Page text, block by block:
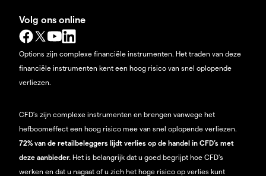
Volg ons online
Options zijn complexe financiële instrumenten. Het traden van deze
financiële instrumenten kent een hoog risico van snel oplopende
verliezen.
CFD’s zijn complexe instrumenten en brengen vanwege het
hefboomeffect een hoog risico mee van snel oplopende verliezen.
72% van de retailbeleggers lijdt verlies op de handel in CFD’s met
deze aanbieder. Het is belangrijk dat u goed begrijpt hoe CFD's
werken en dat u nagaat of u zich het hoge risico op verlies kunt